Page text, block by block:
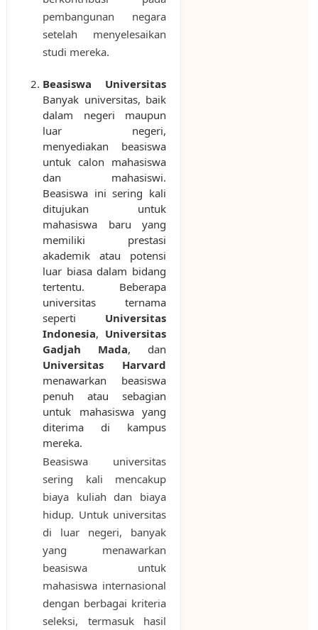
pembangunan negara
setelah menyelesaikan
studi mereka.
Beasiswa Universitas
Banyak universitas, baik
dalam negeri maupun
luar negeri,
menyediakan beasiswa
untuk calon mahasiswa
dan mahasiswi.
Beasiswa ini sering kali
ditujukan untuk
mahasiswa baru yang
memiliki prestasi
akademik atau potensi
luar biasa dalam bidang
tertentu. Beberapa
universitas ternama
seperti Universitas
Indonesia, Universitas
Gadjah Mada, dan
Universitas Harvard
menawarkan beasiswa
penuh atau sebagian
untuk mahasiswa yang
diterima di kampus
mereka.
Beasiswa universitas
sering kali mencakup
biaya kuliah dan biaya
hidup. Untuk universitas
di luar negeri, banyak
yang menawarkan
beasiswa untuk
mahasiswa internasional
dengan berbagai kriteria
seleksi, termasuk hasil